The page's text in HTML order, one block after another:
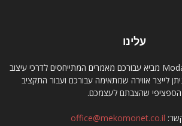
עלינו
פורטל עיצוב פנים Modaline מביא עבורכם מאמרים המתייחסים לדרכי עיצוב
לייצר אווירה שמתאימה עבורכם ועבור התקציב
הספציפי שהצבתם לעצמכם.
office@mekomonet.co.il